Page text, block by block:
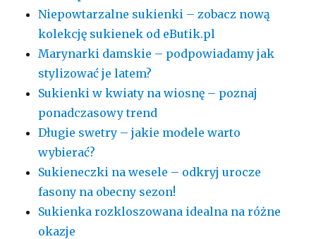
Niepowtarzalne sukienki – zobacz nową
kolekcję sukienek od eButik.pl
Marynarki damskie – podpowiadamy jak
stylizować je latem?
Sukienki w kwiaty na wiosnę – poznaj
ponadczasowy trend
Długie swetry – jakie modele warto
wybierać?
Sukieneczki na wesele – odkryj urocze
fasony na obecny sezon!
Sukienka rozkloszowana idealna na różne
okazje